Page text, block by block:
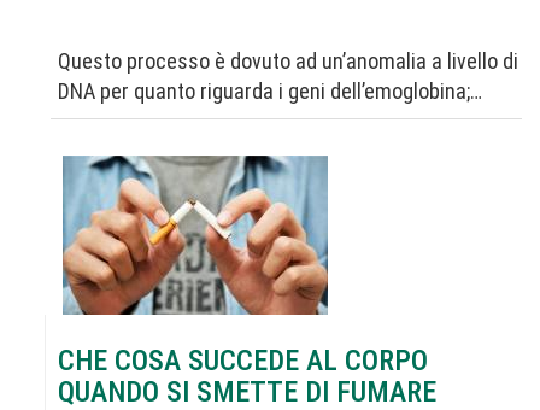
Questo processo è dovuto ad un’anomalia a livello di
DNA per quanto riguarda i geni dell’emoglobina;…
CHE COSA SUCCEDE AL CORPO
QUANDO SI SMETTE DI FUMARE